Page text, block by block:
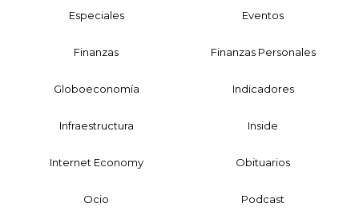
Especiales Eventos
Finanzas Finanzas Personales
Globoeconomía Indicadores
Infraestructura Inside
Internet Economy Obituarios
Ocio Podcast